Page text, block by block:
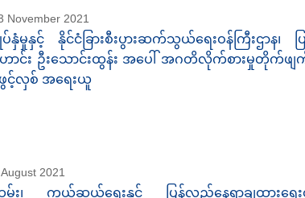
November 2021
ပ်နှံမှုနှင့် နိုင်ငံခြားစီးပွားဆက်သွယ်ရေးဝန်ကြီးဌာန၊
ောင်း ဦးသောင်းထွန်း အပေါ် အဂတိလိုက်စားမှုတိုက်ဖျ
ဖွင့်လှစ် အရေးယူ
2021
း၊ ကယ်ဆယ်ရေးနှင့် ပြန်လည်နေရာချထားရေးဝန်